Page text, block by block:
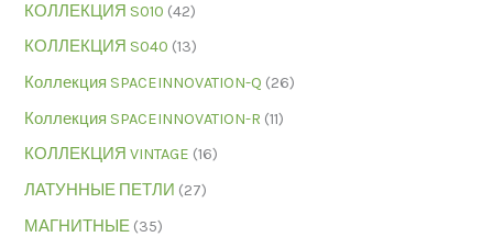
КОЛЛЕКЦИЯ S010 (42)
КОЛЛЕКЦИЯ S040 (13)
Коллекция SPACEINNOVATION-Q (26)
Коллекция SPACEINNOVATION-R (11)
КОЛЛЕКЦИЯ VINTAGE (16)
ЛАТУННЫЕ ПЕТЛИ (27)
МАГНИТНЫЕ (35)